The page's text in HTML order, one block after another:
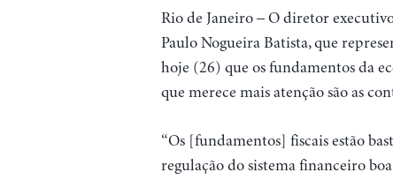
Rio de Janeiro – O diretor
Paulo Nogueira Batista, que
hoje (26) que os fundamentos da
que merece mais atenção são as
“Os [fundamentos] fiscais estão
regulação do sistema financeiro